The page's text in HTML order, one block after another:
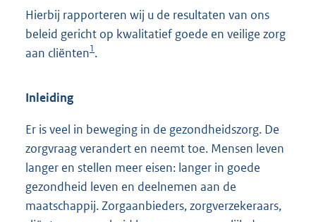
Hierbij rapporteren wij u de resultaten van ons
beleid gericht op kwalitatief goede en veilige zorg
aan cliënten1.
Inleiding
Er is veel in beweging in de gezondheidszorg. De
zorgvraag verandert en neemt toe. Mensen leven
langer en stellen meer eisen: langer in goede
gezondheid leven en deelnemen aan de
maatschappij. Zorgaanbieders, zorgverzekeraars,